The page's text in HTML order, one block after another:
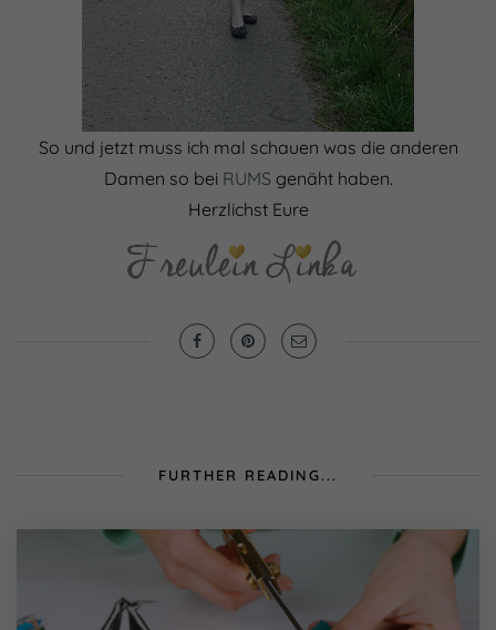
So und jetzt muss ich mal schauen was die anderen
Damen so bei RUMS genäht haben.
Herzlichst Eure
FURTHER READING...